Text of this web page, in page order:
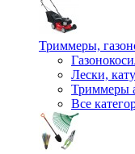
Триммеры,
Лески,
Триммеры
Все